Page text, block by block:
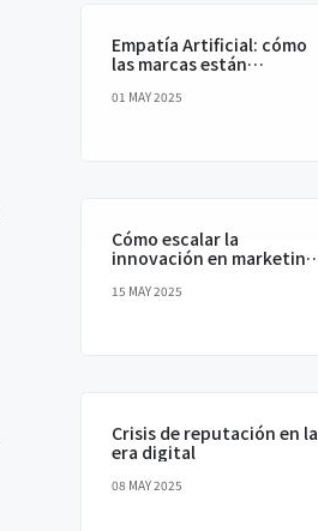
Empatía Artificial: cómo
las marcas están
conectar de verdad
01 MAY 2025
Cómo escalar la
innovación en marketing
15 MAY 2025
Crisis de reputación en la
era digital
08 MAY 2025